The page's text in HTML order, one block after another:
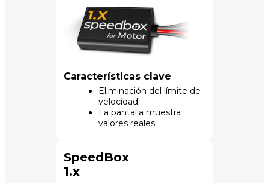
Características clave
Eliminación del límite de
velocidad
La pantalla muestra
valores reales
SpeedBox
1.x